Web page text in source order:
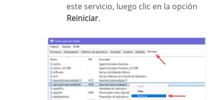
este servicio, luego clic en la opción
Reiniciar.